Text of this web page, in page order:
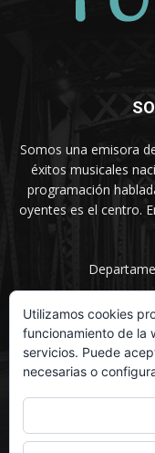
Somos una emisora
éxitos musicales
programación
oyentes es el centro.
Utilizamos cookies
funcionamiento de la
servicios. Puede
necesarias o